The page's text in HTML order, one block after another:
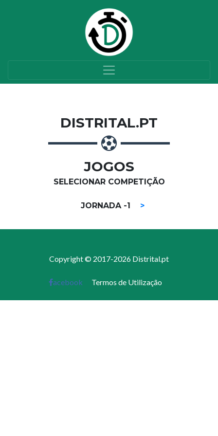
DISTRITAL.PT
JOGOS
SELECIONAR COMPETIÇÃO
JORNADA -1 >
Copyright © 2017-2026 Distrital.pt
acebook Termos de Utilização